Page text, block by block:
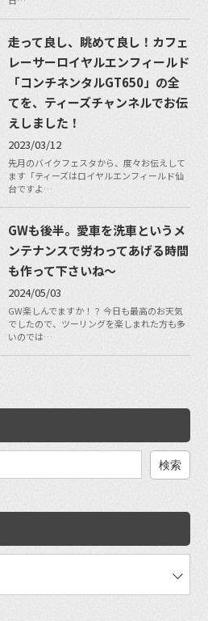
走って良し、眺めて良し！カフェ
レーサーロイヤルエンフィールド
「コンチネンタルGT650」の全
てを、ティーズチャンネルでお伝
えしました！
2023/03/12
先月のバイクフェスタから、度々お伝えして
ます「ティーズはロイヤルエンフィールド仙
台ですよ…
GWも後半。愛車を洗車というメ
ンテナンスで労わってあげる時間
も作って下さいね〜
2024/05/03
GW楽しんでますか！？ 今日も最高のお天気
でしたので、ツーリングを楽しまれた方も多
いのでは…